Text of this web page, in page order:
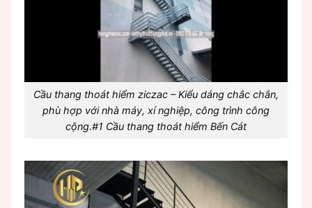
Cầu thang thoát hiểm ziczac – Kiểu dáng chắc chắn,
phù hợp với nhà máy, xí nghiệp, công trình công
cộng.#1 Cầu thang thoát hiểm Bến Cát